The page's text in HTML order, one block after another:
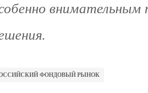
внимательным
ФОНДОВЫЙ РЫНОК